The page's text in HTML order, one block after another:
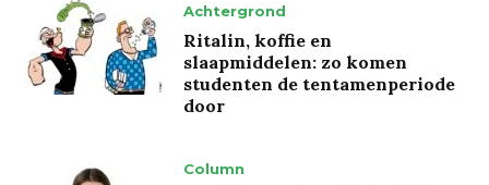
Achtergrond
Ritalin, koffie en
slaapmiddelen: zo komen
studenten de tentamenperiode
door
Column